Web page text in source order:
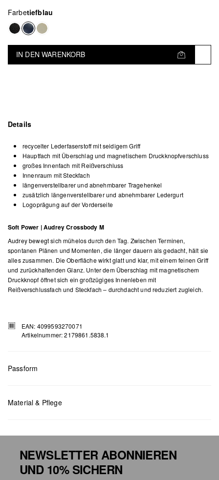
Farbetiefblau
IN DEN WARENKORB
Details
recycelter Lederfaserstoff mit seidigem Griff
Hauptfach mit Überschlag und magnetischem Druckknopfverschluss
großes Innenfach mit Reißverschluss
Innenraum mit Steckfach
längenverstellbarer und abnehmbarer Tragehenkel
zusätzlich längenverstellbarer und abnehmbarer Ledergurt
Logoprägung auf der Vorderseite
Soft Power | Audrey Crossbody M
Audrey bewegt sich mühelos durch den Tag. Zwischen Terminen,
spontanen Plänen und Momenten, die länger dauern als gedacht, hält sie
alles zusammen. Die Oberfläche wirkt glatt und klar, mit einem feinen Griff
und zurückhaltenden Glanz. Unter dem Überschlag mit magnetischem
Druckknopf öffnet sich ein großzügiges Innenleben mit
Reißverschlussfach und Steckfach – durchdacht und reduziert zugleich.
EAN: 4099593270071
Artikelnummer: 2179861.5838.1
Passform
H x B x T (cm): 22 x 35 x 11
Material & Pflege
NEWSLETTER ABONNIEREN
UND 10% SICHERN